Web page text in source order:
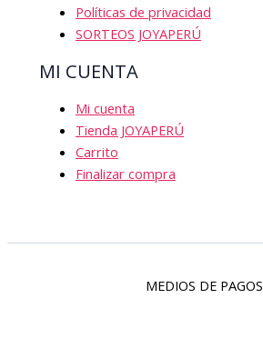
Políticas de privacidad
SORTEOS JOYAPERÚ
MI CUENTA
Mi cuenta
Tienda JOYAPERÚ
Carrito
Finalizar compra
MEDIOS DE PAGOS